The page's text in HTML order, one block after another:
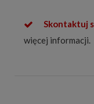
Skontaktuj
więcej informacji.